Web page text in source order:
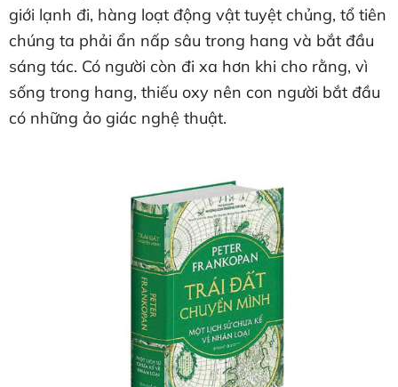
giới lạnh đi, hàng loạt động vật tuyệt chủng, tổ tiên
chúng ta phải ẩn nấp sâu trong hang và bắt đầu
sáng tác. Có người còn đi xa hơn khi cho rằng, vì
sống trong hang, thiếu oxy nên con người bắt đầu
có những ảo giác nghệ thuật.